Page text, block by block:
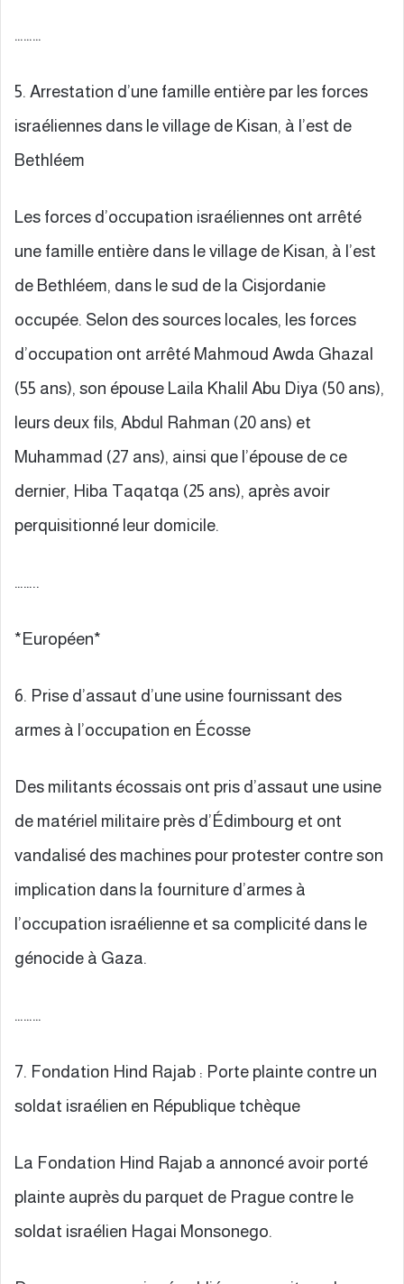
………
5. Arrestation d’une famille entière par les forces
israéliennes dans le village de Kisan, à l’est de
Bethléem
Les forces d’occupation israéliennes ont arrêté
une famille entière dans le village de Kisan, à l’est
de Bethléem, dans le sud de la Cisjordanie
occupée. Selon des sources locales, les forces
d’occupation ont arrêté Mahmoud Awda Ghazal
(55 ans), son épouse Laila Khalil Abu Diya (50 ans),
leurs deux fils, Abdul Rahman (20 ans) et
Muhammad (27 ans), ainsi que l’épouse de ce
dernier, Hiba Taqatqa (25 ans), après avoir
perquisitionné leur domicile.
……..
*Européen*
6. Prise d’assaut d’une usine fournissant des
armes à l’occupation en Écosse
Des militants écossais ont pris d’assaut une usine
de matériel militaire près d’Édimbourg et ont
vandalisé des machines pour protester contre son
implication dans la fourniture d’armes à
l’occupation israélienne et sa complicité dans le
génocide à Gaza.
………
7. Fondation Hind Rajab : Porte plainte contre un
soldat israélien en République tchèque
La Fondation Hind Rajab a annoncé avoir porté
plainte auprès du parquet de Prague contre le
soldat israélien Hagai Monsonego.